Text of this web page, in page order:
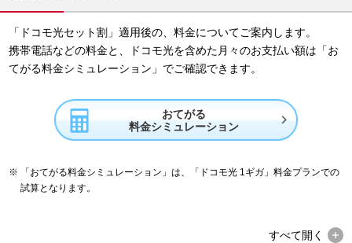
「ドコモ光セット割」適用後の、料金についてご案内します。
携帯電話などの料金と、ドコモ光を含めた月々のお支払い額は「お
てがる料金シミュレーション」でご確認できます。
おてがる
料金シミュレーション

「おてがる料金シミュレーション」は、「ドコモ光 1ギガ」料金プランでの
試算となります。
すべて開く